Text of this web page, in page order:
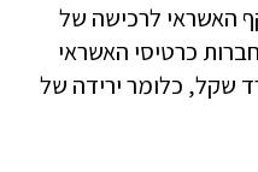
האשראי לרכישה של
כרטיסי האשראי
12. מיליארד שקל, כלומר ירידה של